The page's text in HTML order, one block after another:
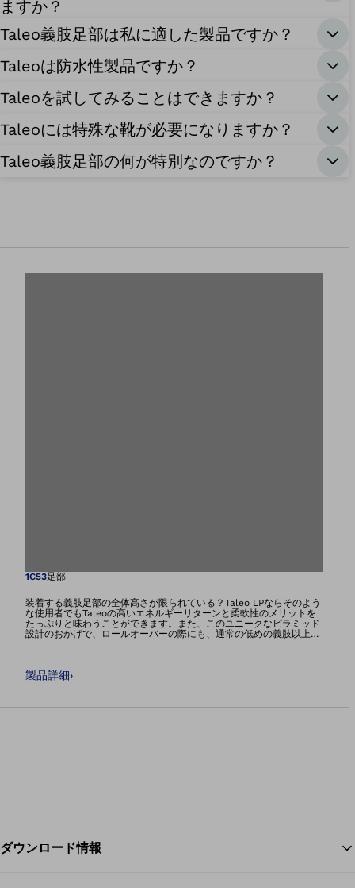
ますか？
Taleo義肢足部は私に適した製品ですか？
Taleoは防水性製品ですか？
Taleoを試してみることはできますか？
Taleoには特殊な靴が必要になりますか？
Taleo義肢足部の何が特別なのですか？
画像をギャラリー
1C53足部
装着する義肢足部の全体高さが限られている？Taleo LPならそのよう
な使用者でもTaleoの高いエネルギーリターンと柔軟性のメリットを
たっぷりと味わうことができます。また、このユニークなピラミッド
設計のおかげで、ロールオーバーの際にも、通常の低めの義肢以上に
が設けられており、義肢に水が溜まってしまうこともありません。
製品詳細›
ダウンロード情報